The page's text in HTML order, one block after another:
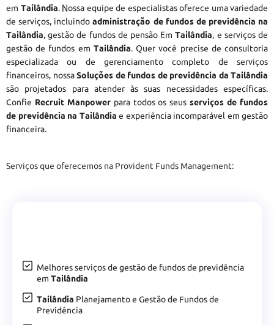
em Tailândia. Nossa equipe de especialistas oferece uma variedade
de serviços, incluindoadministração de fundos de previdência na
Tailândia, gestão de fundos de pensão EmTailândia, e serviços de
gestão de fundos em Tailândia. Quer você precise de consultoria
especializada ou de gerenciamento completo de serviços
financeiros, nossaSoluções de fundos de previdência da Tailândia
são projetados para atender às suas necessidades específicas.
Confie Recruit Manpowerpara todos os seusserviços de fundos
de previdência na Tailândia e experiência incomparável em gestão
financeira.
Serviços que oferecemos na Provident Funds Management:
Melhores serviços de gestão de fundos de previdência
em Tailândia
Tailândia Planejamento e Gestão de Fundos de
Previdência